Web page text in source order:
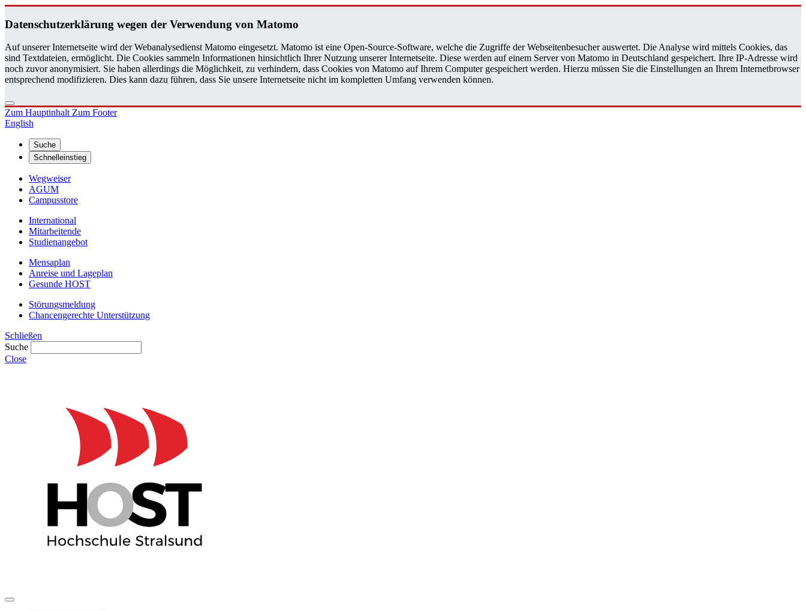
Da­ten­schutz­er­klä­rung wegen der Ver­wen­dung von Ma­to­mo
Auf unserer Internetseite wird der Webanalysedienst Matomo eingesetzt. Matomo ist eine Open-Source-Software, welche die Zugriffe der Webseitenbesucher auswertet. Die Analyse wird mittels Cookies, das
sind Textdateien, ermöglicht. Die Cookies sammeln Informationen hinsichtlich Ihrer Nutzung unserer Internetseite. Diese werden auf einem Server von Matomo in Deutschland gespeichert. Ihre IP-Adresse wird
noch zuvor anonymisiert. Sie haben allerdings die Möglichkeit, zu verhindern, dass Cookies von Matomo auf Ihrem Computer gespeichert werden. Hierzu müssen Sie die Einstellungen an Ihrem Internetbrowser
entsprechend modifizieren. Dies kann dazu führen, dass Sie unsere Internetseite nicht im kompletten Umfang verwenden können.
Zum HauptinhaltZum Footer
English
Suche
Schnelleinstieg
Wegweiser
AGUM
Campusstore
International
Mitarbeitende
Studienangebot
Mensaplan
Anreise und Lageplan
Gesunde HOST
Störungsmeldung
Chancengerechte Unterstützung
Schließen
Suche
Close